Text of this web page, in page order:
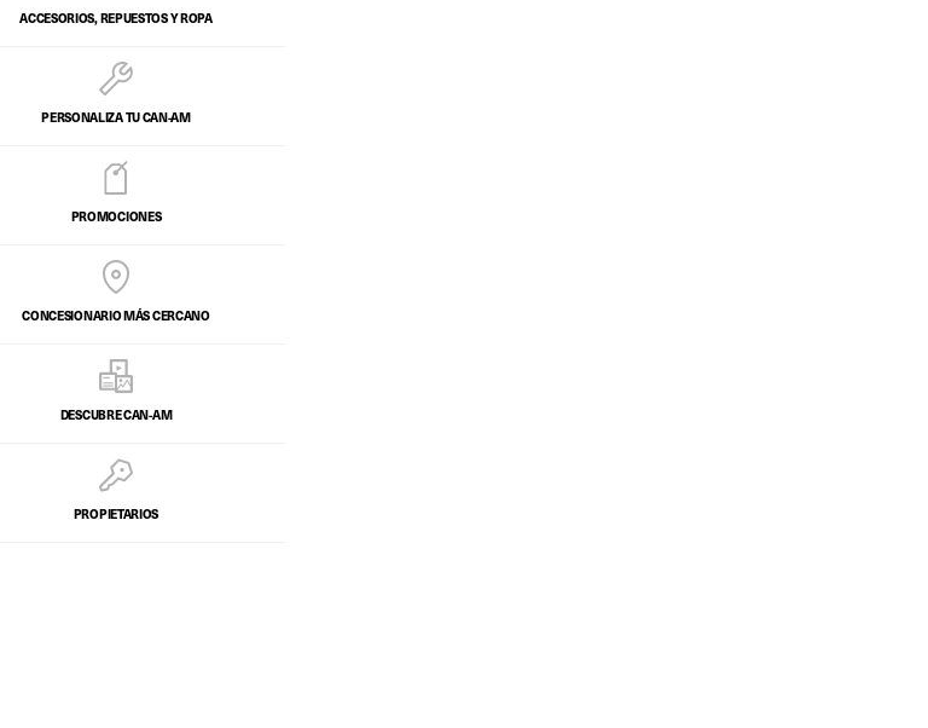
ACCESORIOS, REPUESTOS Y ROPA
PERSONALIZA TU CAN-AM
PROMOCIONES
CONCESIONARIO MÁS CERCANO
DESCUBRE CAN-AM
PROPIETARIOS